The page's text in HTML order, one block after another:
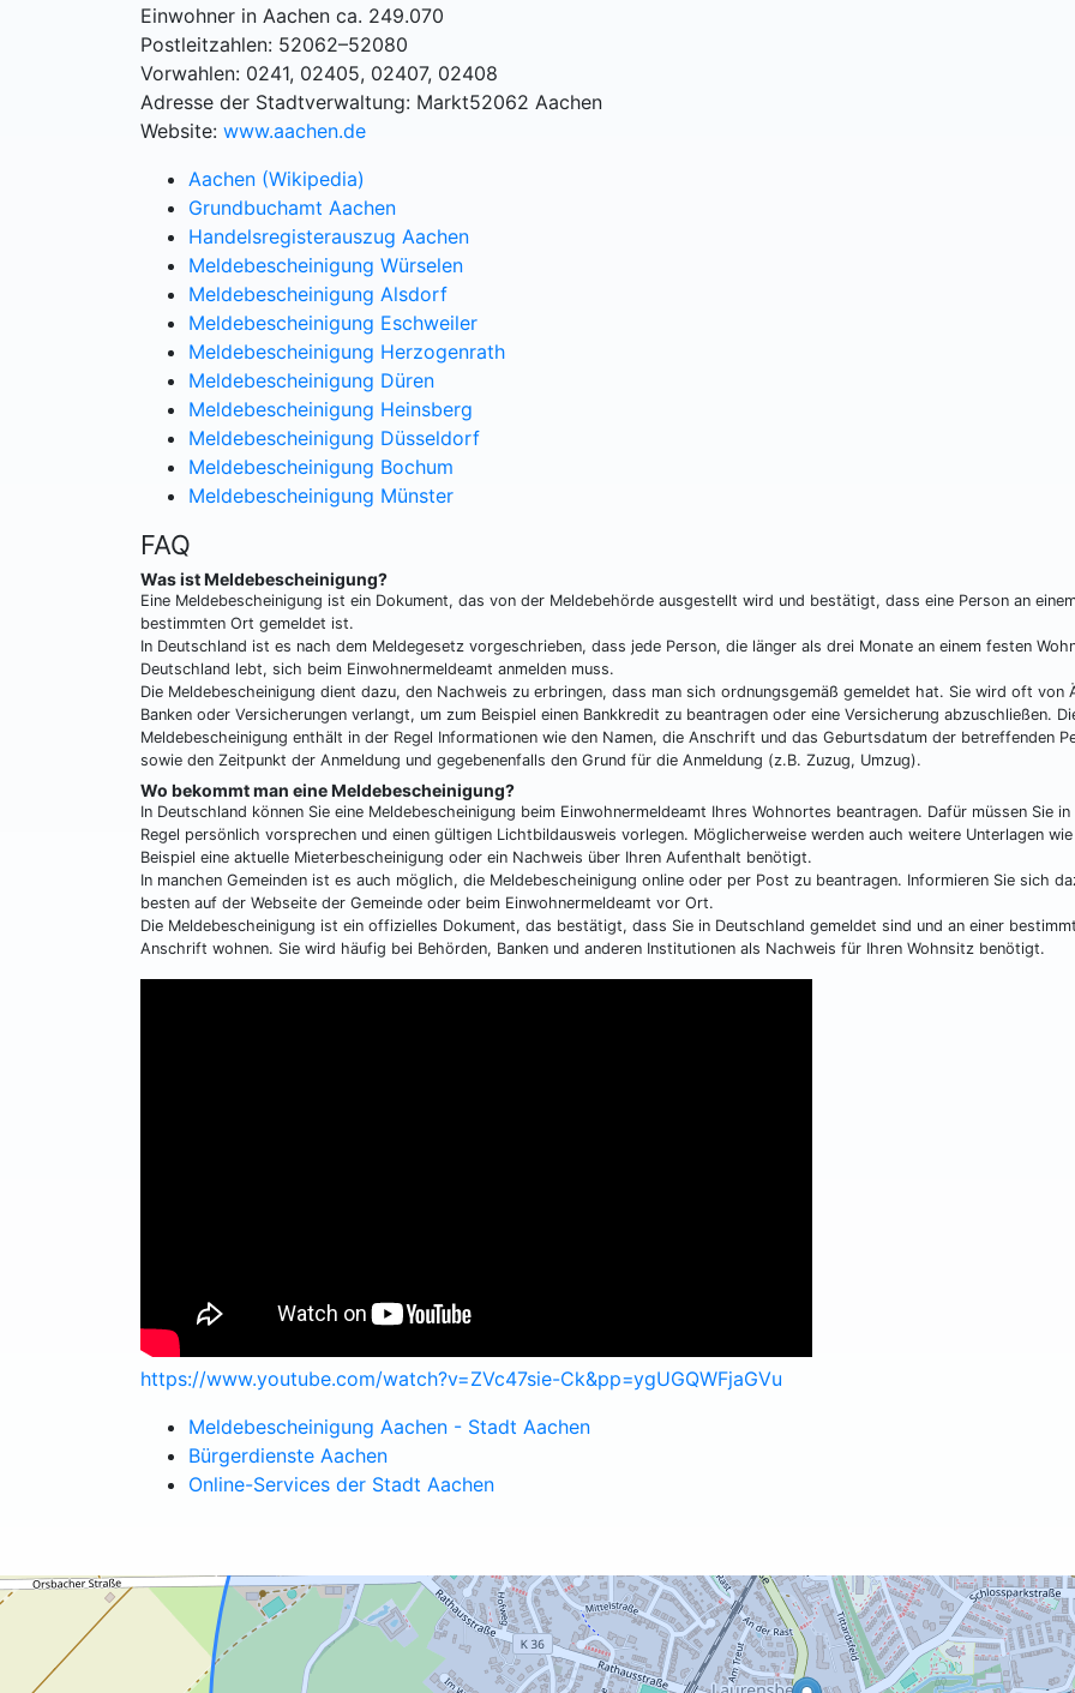
Einwohner in Aachen ca. 249.070
Postleitzahlen: 52062–52080
Vorwahlen: 0241, 02405, 02407, 02408
Adresse der Stadtverwaltung: Markt52062 Aachen
Website: www.aachen.de
Aachen (Wikipedia)
Grundbuchamt Aachen
Handelsregisterauszug Aachen
Meldebescheinigung Würselen
Meldebescheinigung Alsdorf
Meldebescheinigung Eschweiler
Meldebescheinigung Herzogenrath
Meldebescheinigung Düren
Meldebescheinigung Heinsberg
Meldebescheinigung Düsseldorf
Meldebescheinigung Bochum
Meldebescheinigung Münster
FAQ
Was ist Meldebescheinigung?
Eine Meldebescheinigung ist ein Dokument, das von der Meldebehörde ausgestellt wird und bestätigt, dass eine Person an
bestimmten Ort gemeldet ist.
In Deutschland ist es nach dem Meldegesetz vorgeschrieben, dass jede Person, die länger als drei Monate an einem festen
Deutschland lebt, sich beim Einwohnermeldeamt anmelden muss.
Die Meldebescheinigung dient dazu, den Nachweis zu erbringen, dass man sich ordnungsgemäß gemeldet hat. Sie wird oft von
Banken oder Versicherungen verlangt, um zum Beispiel einen Bankkredit zu beantragen oder eine Versicherung abzuschließen.
Meldebescheinigung enthält in der Regel Informationen wie den Namen, die Anschrift und das Geburtsdatum der betreffenden
sowie den Zeitpunkt der Anmeldung und gegebenenfalls den Grund für die Anmeldung (z.B. Zuzug, Umzug).
Wo bekommt man eine Meldebescheinigung?
In Deutschland können Sie eine Meldebescheinigung beim Einwohnermeldeamt Ihres Wohnortes beantragen. Dafür müssen Sie in
Regel persönlich vorsprechen und einen gültigen Lichtbildausweis vorlegen. Möglicherweise werden auch weitere Unterlagen
Beispiel eine aktuelle Mieterbescheinigung oder ein Nachweis über Ihren Aufenthalt benötigt.
In manchen Gemeinden ist es auch möglich, die Meldebescheinigung online oder per Post zu beantragen. Informieren Sie sich
besten auf der Webseite der Gemeinde oder beim Einwohnermeldeamt vor Ort.
Die Meldebescheinigung ist ein offizielles Dokument, das bestätigt, dass Sie in Deutschland gemeldet sind und an einer
Anschrift wohnen. Sie wird häufig bei Behörden, Banken und anderen Institutionen als Nachweis für Ihren Wohnsitz benötigt.
https://www.youtube.com/watch?v=ZVc47sie-Ck&pp=ygUGQWFjaGVu
Meldebescheinigung Aachen - Stadt Aachen
Bürgerdienste Aachen
Online-Services der Stadt Aachen